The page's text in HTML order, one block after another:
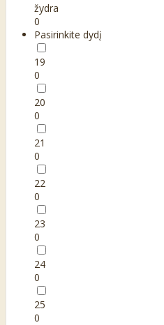
žydra
0
Pasirinkite dydį
19
0
20
0
21
0
22
0
23
0
24
0
25
0